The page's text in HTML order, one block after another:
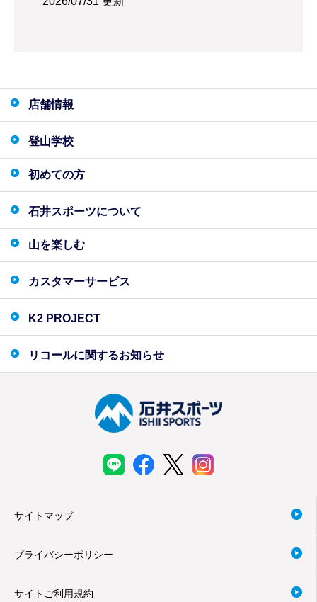
店舗情報
登山学校
初めての方
石井スポーツについて
山を楽しむ
カスタマーサービス
K2 PROJECT
リコールに関するお知らせ
サイトマップ
プライバシーポリシー
サイトご利用規約